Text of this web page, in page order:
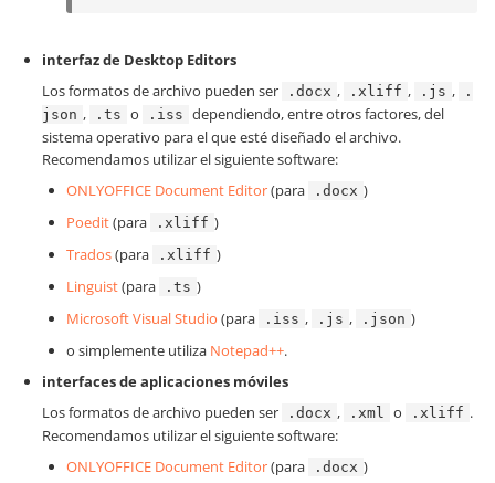
interfaz de Desktop Editors
Los formatos de archivo pueden ser
.docx , .xliff , .js ,
.
json , .ts o .iss dependiendo, entre otros factores, del
sistema operativo para el que esté diseñado el archivo.
Recomendamos utilizar el siguiente software:
ONLYOFFICE Document Editor(para .docx )
Poedit(para .xliff )
Trados(para .xliff )
Linguist(para .ts )
Microsoft Visual Studio (para .iss , .js , .json )
o simplemente utiliza Notepad++.
interfaces de aplicaciones móviles
Los formatos de archivo pueden ser
.docx , .xml o .xliff .
Recomendamos utilizar el siguiente software:
ONLYOFFICE Document Editor(para .docx )